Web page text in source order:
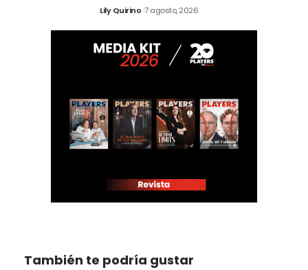
Lily Quirino 7 agosto, 2026
También te podría gustar